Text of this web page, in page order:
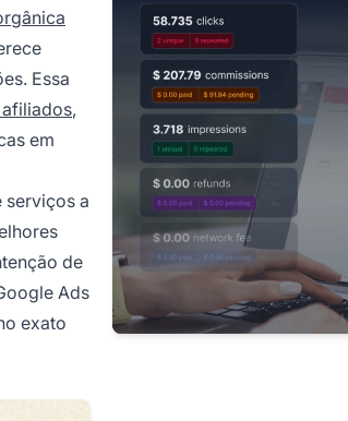
Essa
,
em
serviços a
de
Ads
exato